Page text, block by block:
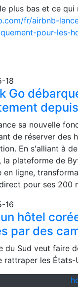
plus bas et ce
fr/airbnb-
pour-les-
18
Go
sa nouvelle
de réserver des
En s'alliant à
la plateforme de
en ligne,
pour ses 200
16
hôtel
par des
du Sud veut faire
rattraper les